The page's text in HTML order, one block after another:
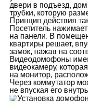
двери в подъезд,
трубки, которую
Принцип действия
Посетитель
на панели. В
квартиры решает,
замок, нажав на
Видеодомофоны
видеокамеру,
на монитор,
Через коммутатор
не впуская его